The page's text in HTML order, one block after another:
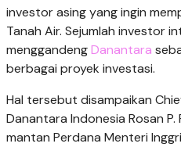
investor asing yang ingin
Tanah Air. Sejumlah investor
menggandengDanantara
berbagai proyek investasi.
Hal tersebut disampaikan
Danantara Indonesia Rosan
mantan Perdana Menteri